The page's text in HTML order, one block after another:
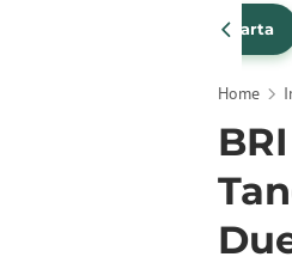
Persija Jakarta
Home